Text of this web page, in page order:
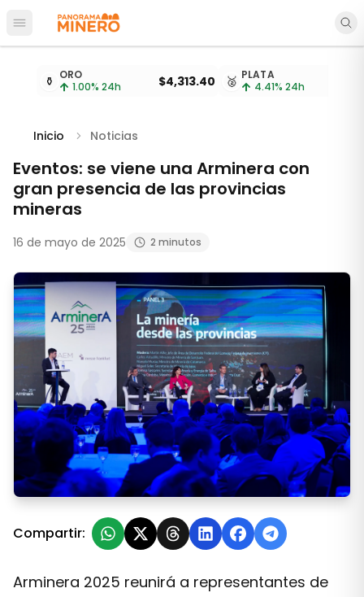
Abrir menú principal
Cotizaciones de metales actualizadas cada 15
⚱️ ORO
1.00% 24h $4,313.40 🥈 PLATA
4.41% 24h
Inicio Noticias
Eventos: se viene una Arminera con
gran presencia de las provincias
mineras
16 de mayo de 2025 2 minutos
Eventos: se viene una Arminera con gran presencia
Compartir:
Arminera 2025 reunirá a representantes de